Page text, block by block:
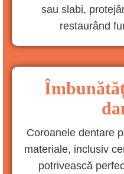
sau slabi,
restaurând
Coroanele dentare
materiale, inclusiv
potrivească